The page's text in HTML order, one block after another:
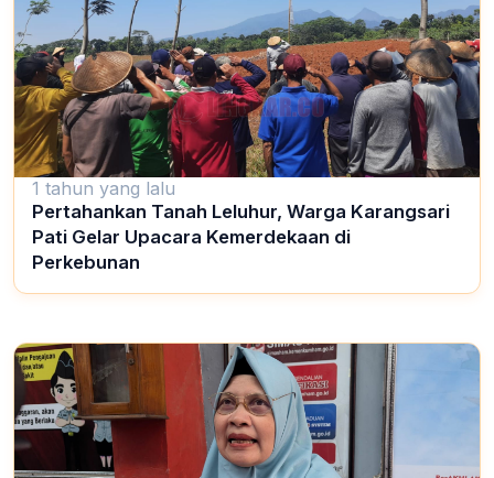
1 tahun yang lalu
Pertahankan Tanah Leluhur, Warga Karangsari
Pati Gelar Upacara Kemerdekaan di
Perkebunan